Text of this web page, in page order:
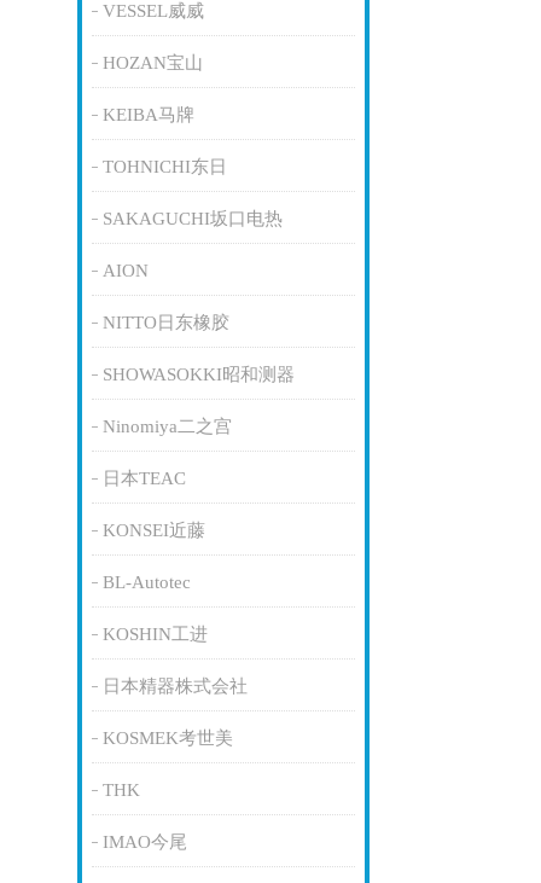
VESSEL威威
HOZAN宝山
KEIBA马牌
TOHNICHI东日
SAKAGUCHI坂口电热
AION
NITTO日东橡胶
SHOWASOKKI昭和测器
Ninomiya二之宫
日本TEAC
KONSEI近藤
BL-Autotec
KOSHIN工进
日本精器株式会社
KOSMEK考世美
THK
IMAO今尾